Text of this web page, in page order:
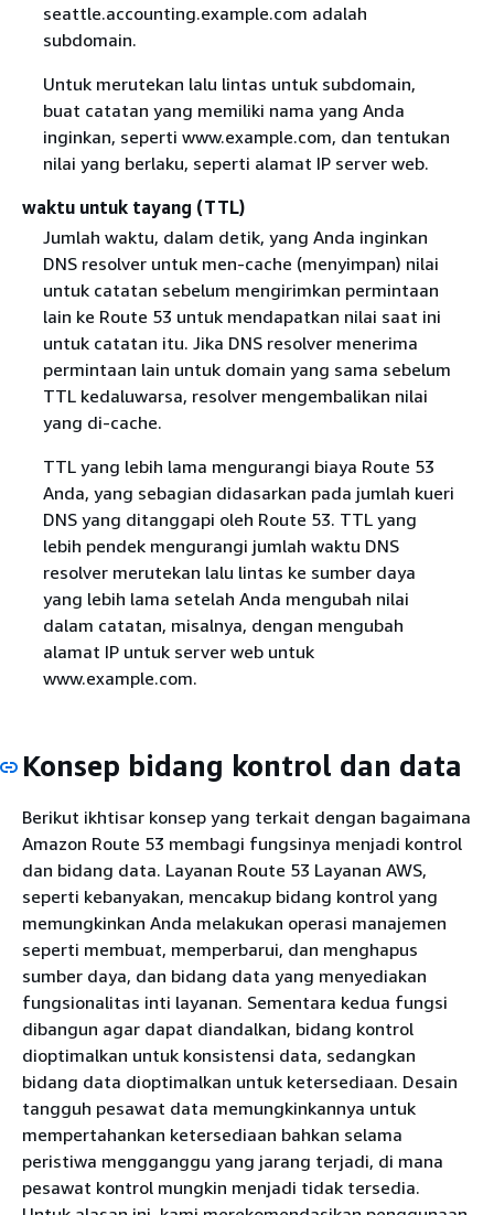
seattle.accounting.example.com adalah
subdomain.
Untuk merutekan lalu lintas untuk subdomain,
buat catatan yang memiliki nama yang Anda
inginkan, seperti www.example.com, dan tentukan
nilai yang berlaku, seperti alamat IP server web.
waktu untuk tayang (TTL)
Jumlah waktu, dalam detik, yang Anda inginkan
DNS resolver untuk men-cache (menyimpan) nilai
untuk catatan sebelum mengirimkan permintaan
lain ke Route 53 untuk mendapatkan nilai saat ini
untuk catatan itu. Jika DNS resolver menerima
permintaan lain untuk domain yang sama sebelum
TTL kedaluwarsa, resolver mengembalikan nilai
yang di-cache.
TTL yang lebih lama mengurangi biaya Route 53
Anda, yang sebagian didasarkan pada jumlah kueri
DNS yang ditanggapi oleh Route 53. TTL yang
lebih pendek mengurangi jumlah waktu DNS
resolver merutekan lalu lintas ke sumber daya
yang lebih lama setelah Anda mengubah nilai
dalam catatan, misalnya, dengan mengubah
alamat IP untuk server web untuk
www.example.com.
Konsep bidang kontrol dan data
Berikut ikhtisar konsep yang terkait dengan bagaimana
Amazon Route 53 membagi fungsinya menjadi kontrol
dan bidang data. Layanan Route 53 Layanan AWS,
seperti kebanyakan, mencakup bidang kontrol yang
memungkinkan Anda melakukan operasi manajemen
seperti membuat, memperbarui, dan menghapus
sumber daya, dan bidang data yang menyediakan
fungsionalitas inti layanan. Sementara kedua fungsi
dibangun agar dapat diandalkan, bidang kontrol
dioptimalkan untuk konsistensi data, sedangkan
bidang data dioptimalkan untuk ketersediaan. Desain
tangguh pesawat data memungkinkannya untuk
mempertahankan ketersediaan bahkan selama
peristiwa mengganggu yang jarang terjadi, di mana
pesawat kontrol mungkin menjadi tidak tersedia.